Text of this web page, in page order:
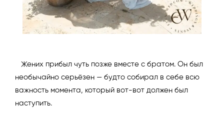
Жених прибыл чуть позже вместе с братом. Он был
необычайно серьёзен — будто собирал в себе всю
важность момента, который вот-вот должен был
наступить.